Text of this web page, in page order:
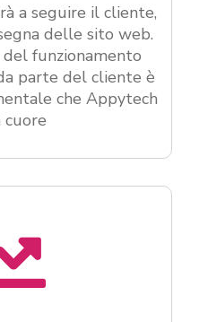
a seguire il cliente,
delle sito web.
del funzionamento
parte del cliente è
che Appytech
cuore